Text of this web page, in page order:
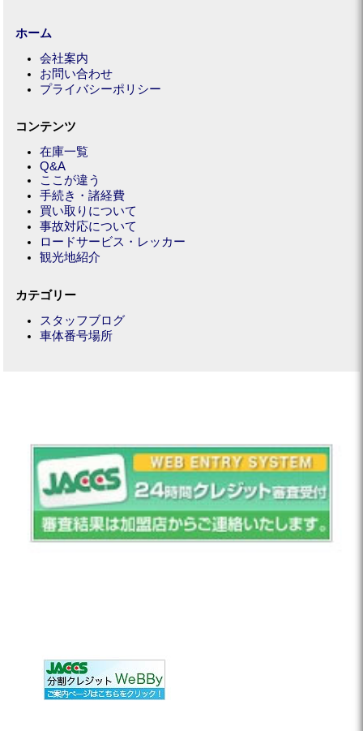
ホーム
会社案内
お問い合わせ
プライバシーポリシー
コンテンツ
在庫一覧
Q&A
ここが違う
手続き・諸経費
買い取りについて
事故対応について
ロードサービス・レッカー
観光地紹介
カテゴリー
スタッフブログ
車体番号場所